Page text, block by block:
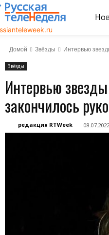
Домой Звёзды Интервью
Звёзды
Интервью
закончилось
редакция RTWeek 08.07.2022